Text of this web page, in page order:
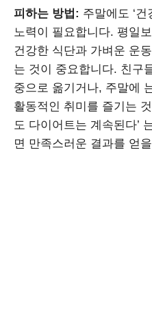
피하는 방법: 주말에도 ‘
노력이 필요합니다. 평일
건강한 식단과 가벼운 운
는 것이 중요합니다. 친구
중으로 옮기거나, 주말에
활동적인 취미를 즐기는
도 다이어트는 계속된다’
면 만족스러운 결과를 얻